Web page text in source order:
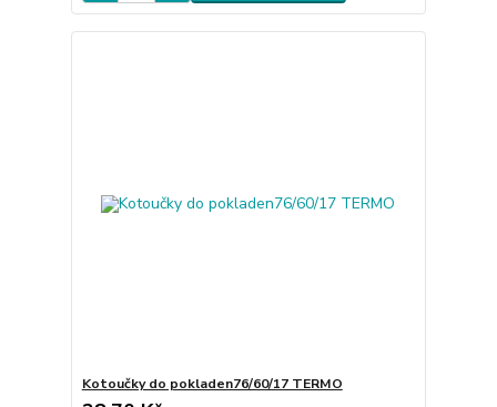
Kotoučky do pokladen76/60/17 TERMO